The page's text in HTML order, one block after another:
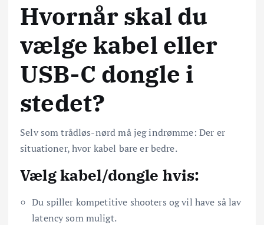
Hvornår skal du
vælge kabel eller
USB-C dongle i
stedet?
Selv som trådløs-nørd må jeg indrømme: Der er
situationer, hvor kabel bare er bedre.
Vælg kabel/dongle hvis:
Du spiller kompetitive shooters og vil have så lav
latency som muligt.